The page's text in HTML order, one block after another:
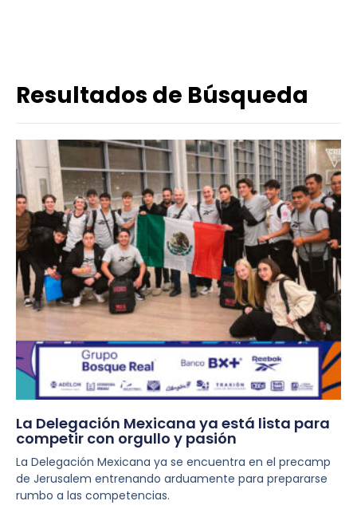
Resultados de Búsqueda
La Delegación Mexicana ya está lista para
competir con orgullo y pasión
La Delegación Mexicana ya se encuentra en el precamp
de Jerusalem entrenando arduamente para prepararse
rumbo a las competencias.